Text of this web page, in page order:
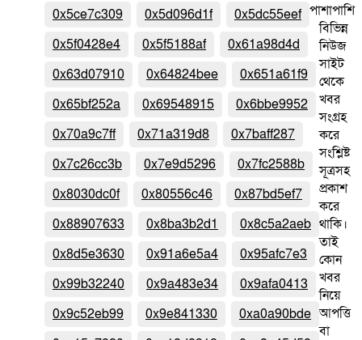
0x5ce7c309
0x5d096d1f
0x5dc55eef
0x5f0428e4
0x5f5188af
0x61a98d4d
0x63d07910
0x64824bee
0x651a61f9
0x65bf252a
0x69548915
0x6bbe9952
0x70a9c7ff
0x71a319d8
0x7baff287
0x7c26cc3b
0x7e9d5296
0x7fc2588b
0x8030dc0f
0x80556c46
0x87bd5ef7
0x88907633
0x8ba3b2d1
0x8c5a2aeb
0x8d5e3630
0x91a6e5a4
0x95afc7e3
0x99b32240
0x9a483e34
0x9afa0413
0x9c52eb99
0x9e841330
0xa0a90bde
পাশাপাশি
বিভিন্ন
নিউজ
সাইট
থেকে
খবর
সংগ্রহ
করে
সংশ্লিষ্ট
সূত্রসহ
প্রকাশ
করে
থাকি।
তাই
কোন
খবর
নিয়ে
আপত্তি
বা